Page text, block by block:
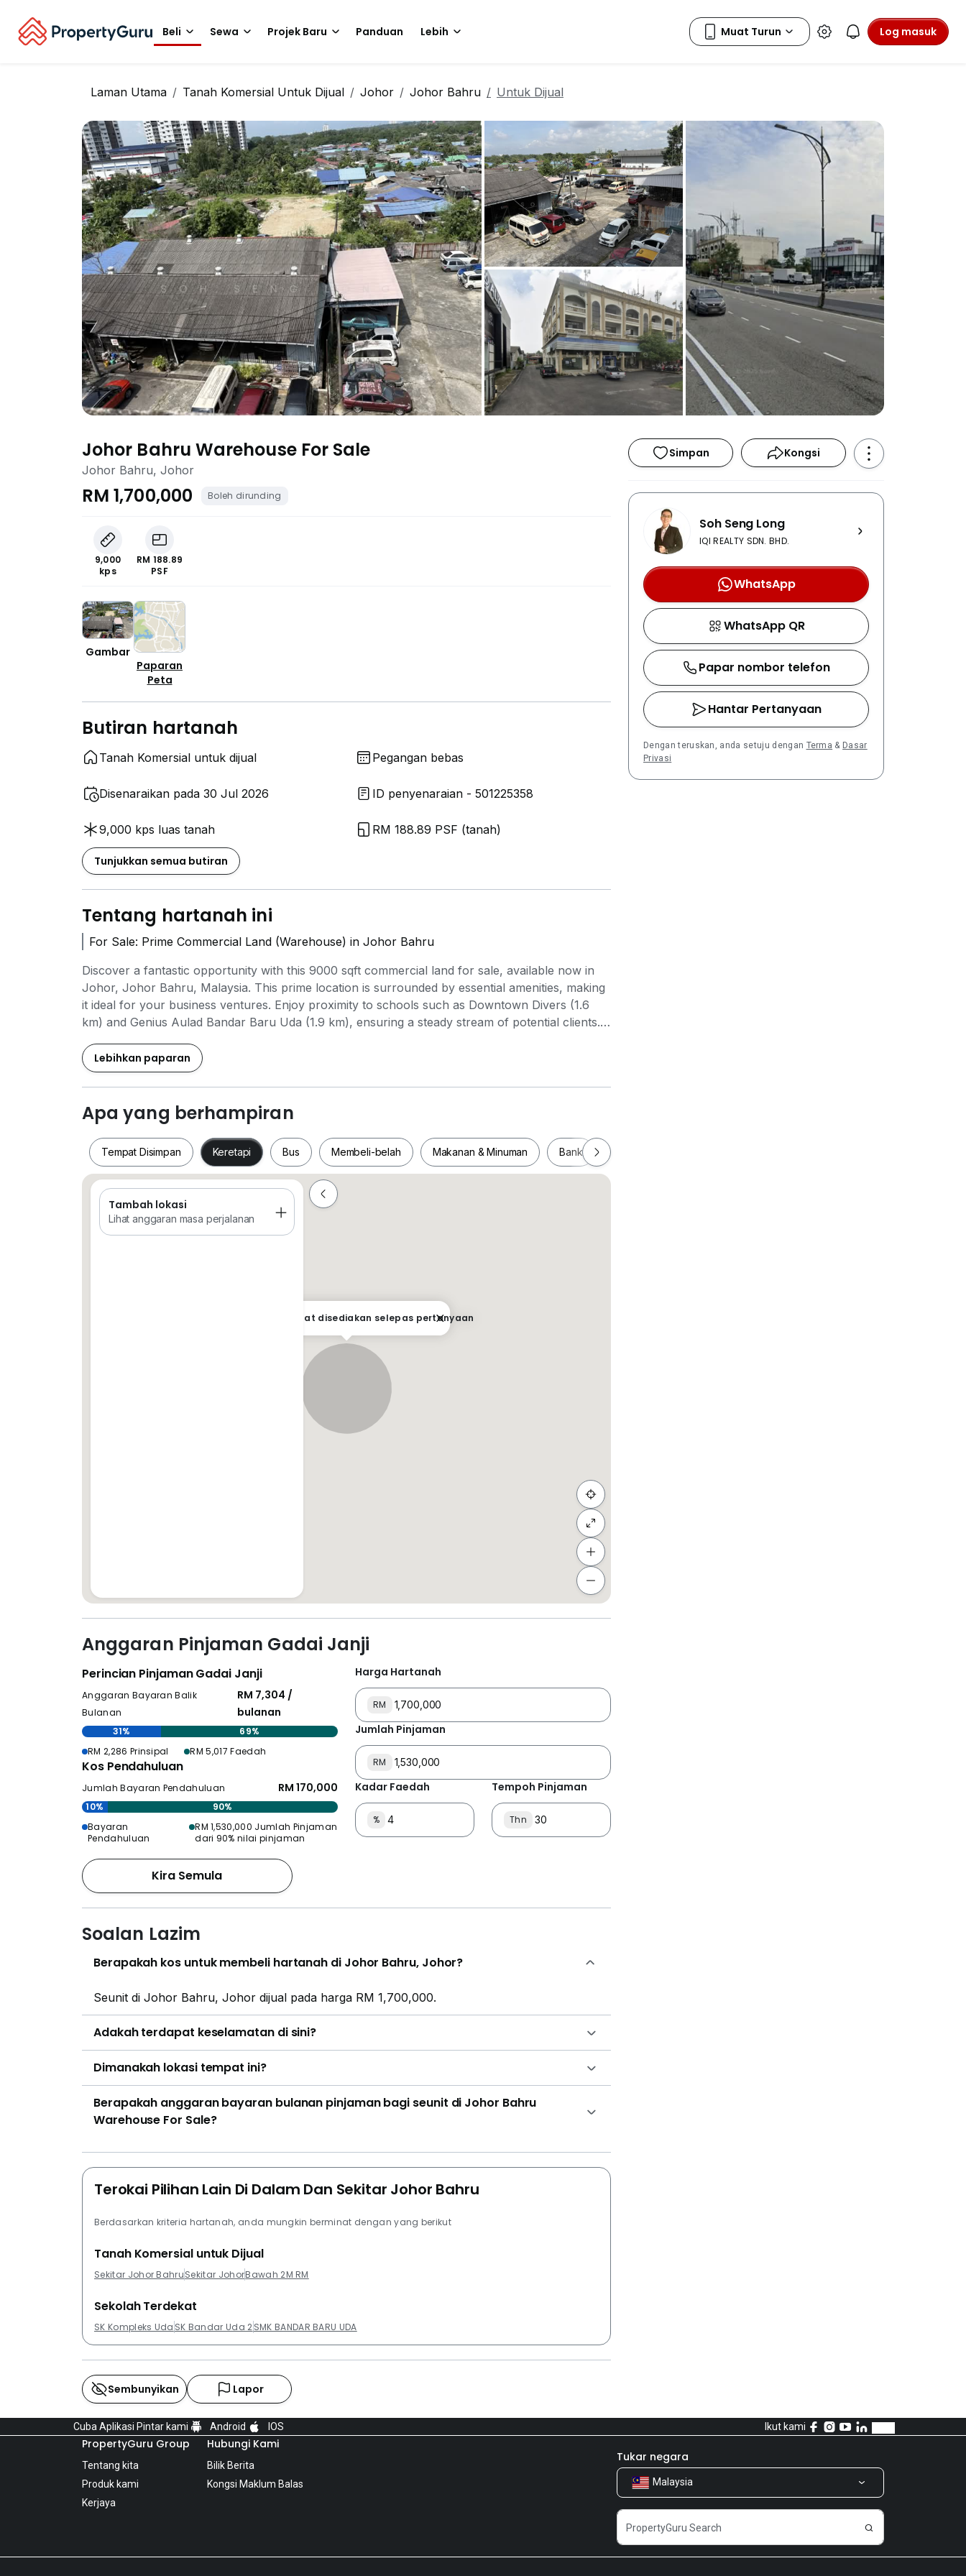
Beli Sewa Projek Baru Panduan Lebih Log masuk
Laman Utama Tanah Komersial Untuk Dijual Johor Johor Bahru Untuk Dijual
Johor Bahru Warehouse For Sale
Johor Bahru, Johor
RM 1,700,000 Boleh dirunding
9,000
kps
RM 188.89
PSF
Gambar
Paparan
Peta
Butiran hartanah
Tanah Komersial untuk dijual Pegangan bebas
Disenaraikan pada 30 Jul 2026 ID penyenaraian - 501225358
9,000 kps luas tanah RM 188.89 PSF (tanah)
Tunjukkan semua butiran
Tentang hartanah ini
For Sale: Prime Commercial Land (Warehouse) in Johor Bahru
Discover a fantastic opportunity with this 9000 sqft commercial land for sale, available now in
Johor, Johor Bahru, Malaysia. This prime location is surrounded by essential amenities, making
it ideal for your business ventures. Enjoy proximity to schools such as Downtown Divers (1.6
km) and Genius Aulad Bandar Baru Uda (1.9 km), ensuring a steady stream of potential clients.
drive away. Additionally, Gudang Tekstil Jakel (1.9 km) offers a variety of retail options,
enhancing the area's appeal. With excellent accessibility and a vibrant community, this property
is perfect for entrepreneurs looking to establish or expand their business. Don't miss out on this
rare opportunity to secure a prime commercial space in a rapidly developing area. Act now and
make your mark in Johor Bahru!
Lebihkan paparan
Apa yang berhampiran
Tempat Disimpan Keretapi Bus Membeli-belah Makanan & Minuman Bank
Tempat Disimpan
Lokasi tepat disediakan selepas pertanyaan
Tambah lokasi
Lihat anggaran masa perjalanan
Anggaran Pinjaman Gadai Janji
Perincian Pinjaman Gadai Janji
Anggaran Bayaran Balik
Bulanan
RM 7,304 /
bulanan
31%
69%
RM 2,286 Prinsipal
RM 5,017 Faedah
Kos Pendahuluan
Jumlah Bayaran Pendahuluan RM 170,000
10%
90%
Bayaran
Pendahuluan
RM 1,530,000 Jumlah Pinjaman
dari 90% nilai pinjaman
Harga Hartanah
RM
Jumlah Pinjaman
RM
Kadar Faedah
%
Tempoh Pinjaman
Thn
Kira Semula
Soalan Lazim
Berapakah kos untuk membeli hartanah di Johor Bahru, Johor?
Seunit di Johor Bahru, Johor dijual pada harga RM 1,700,000.
Adakah terdapat keselamatan di sini?
Dimanakah lokasi tempat ini?
Berapakah anggaran bayaran bulanan pinjaman bagi seunit di Johor Bahru
Warehouse For Sale?
Terokai Pilihan Lain Di Dalam Dan Sekitar Johor Bahru
Berdasarkan kriteria hartanah, anda mungkin berminat dengan yang berikut
Tanah Komersial untuk Dijual
Sekitar Johor BahruSekitar JohorBawah 2M RM
Sekolah Terdekat
SK Kompleks Uda SK Bandar Uda 2SMK BANDAR BARU UDA
Sembunyikan Lapor
Simpan Kongsi
Soh Seng Long
IQI REALTY SDN. BHD.
WhatsApp
WhatsApp QR
Papar nombor telefon
Hantar Pertanyaan
Dengan teruskan, anda setuju dengan Terma & Dasar
Privasi
Cuba Aplikasi Pintar kami Android IOS Ikut kami
PropertyGuru Group
Tentang kita
Produk kami
Kerjaya
Hubungi Kami
Bilik Berita
Kongsi Maklum Balas
Tukar negara
Malaysia